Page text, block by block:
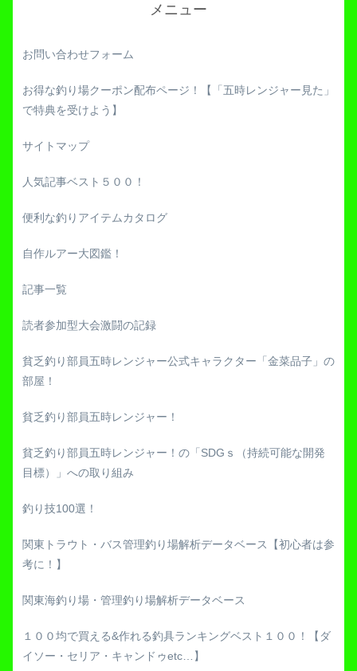
メニュー
お問い合わせフォーム
お得な釣り場クーポン配布ページ！【「五時レンジャー見た」
で特典を受けよう】
サイトマップ
人気記事ベスト５００！
便利な釣りアイテムカタログ
自作ルアー大図鑑！
記事一覧
読者参加型大会激闘の記録
貧乏釣り部員五時レンジャー公式キャラクター「金菜品子」の
部屋！
貧乏釣り部員五時レンジャー！
貧乏釣り部員五時レンジャー！の「SDGｓ（持続可能な開発
目標）」への取り組み
釣り技100選！
関東トラウト・バス管理釣り場解析データベース【初心者は参
考に！】
関東海釣り場・管理釣り場解析データベース
１００均で買える&作れる釣具ランキングベスト１００！【ダ
イソー・セリア・キャンドゥetc…】